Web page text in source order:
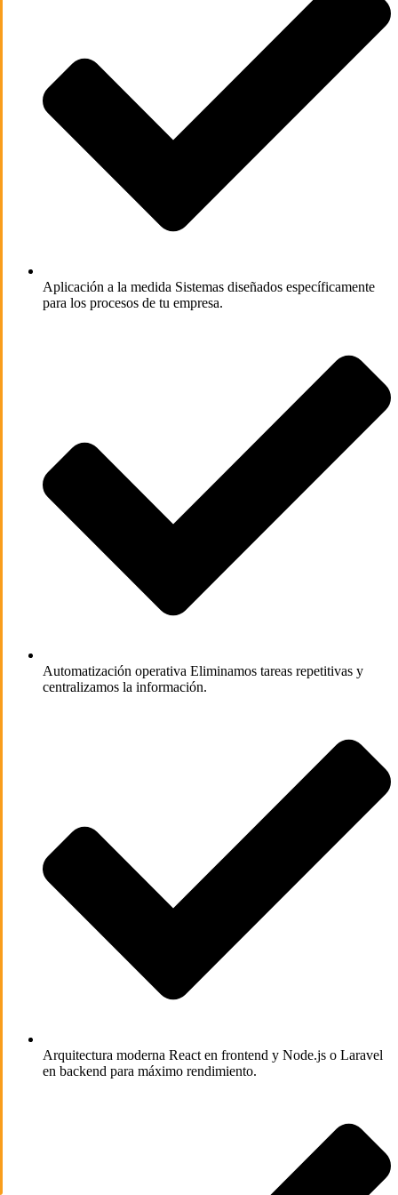
Aplicación a la medida Sistemas diseñados específicamente
para los procesos de tu empresa.
Automatización operativa Eliminamos tareas repetitivas y
centralizamos la información.
Arquitectura moderna React en frontend y Node.js o Laravel
en backend para máximo rendimiento.